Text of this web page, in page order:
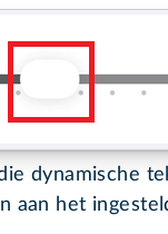
dynamische
aan het